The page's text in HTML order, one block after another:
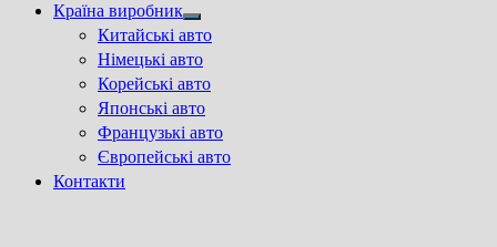
Країна виробник
Show
sub
menu
Китайські авто
Німецькі авто
Корейські авто
Японські авто
Французькі авто
Європейські авто
Контакти